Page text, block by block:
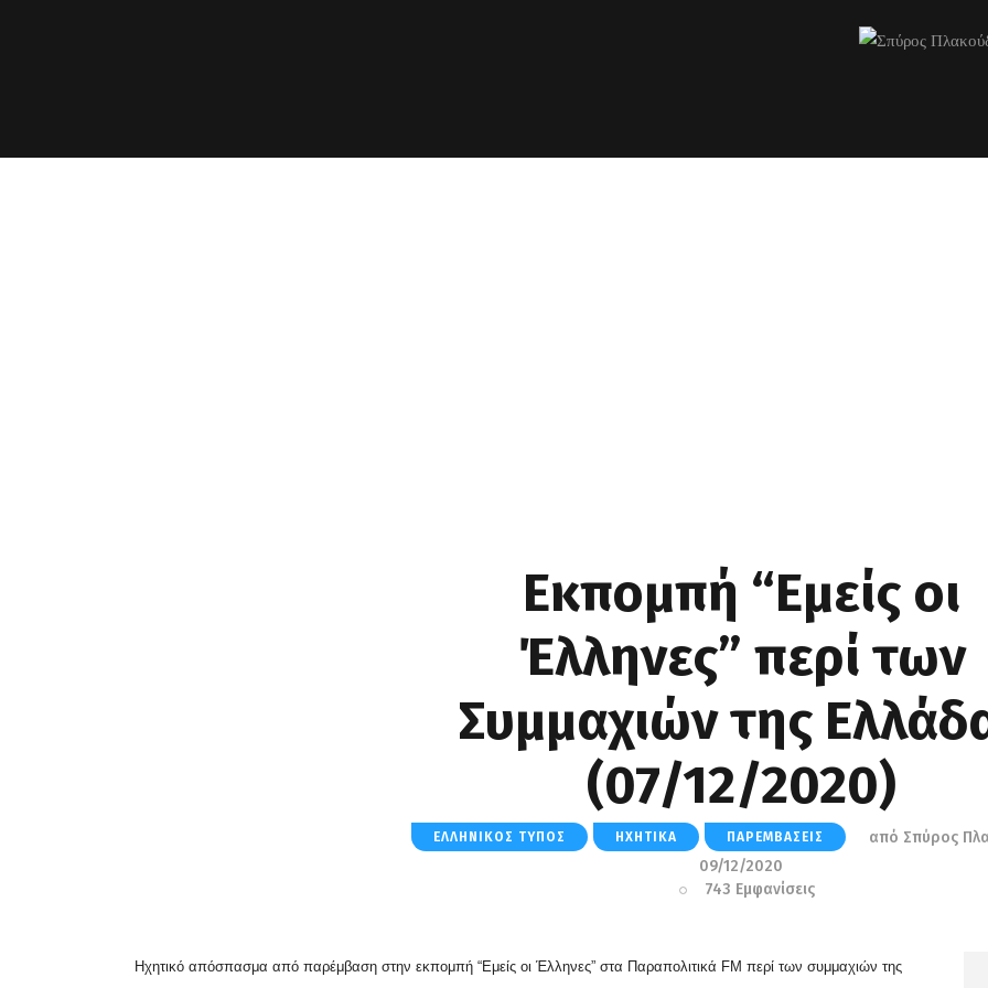
Εκπομπή “Εμείς οι
Έλληνες” περί των
Συμμαχιών της
(07/12/2020)
ΕΛΛΗΝΙΚΌΣ ΤΎΠΟΣ ΗΧΗΤΙΚΆ ΠΑΡΕΜΒΆΣΕΙΣ από Σπύρος
09/12/2020
743 Εμφανίσεις
Ηχητικό απόσπασμα από παρέμβαση στην εκπομπή “Εμείς οι Έλληνες” στα Παραπολιτικά FM περί των συμμαχιών της